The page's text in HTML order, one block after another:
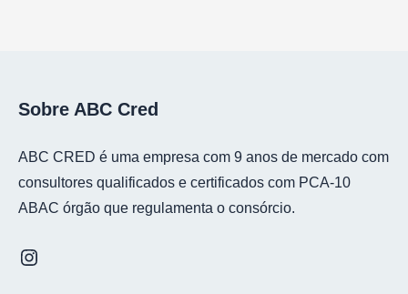
Sobre ABC Cred
ABC CRED é uma empresa com 9 anos de mercado com
consultores qualificados e certificados com PCA-10
ABAC órgão que regulamenta o consórcio.